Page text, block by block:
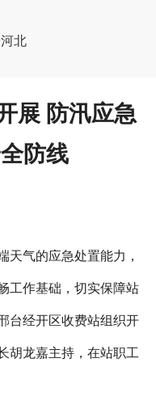
北
展 防汛应急
防线
气的应急处置能力，
工作基础，切实保障站
台经开区收费站组织开
胡龙嘉主持，在站职工